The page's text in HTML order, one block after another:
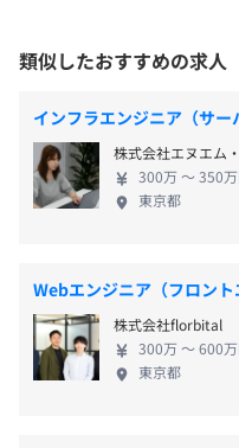
【その他開発環境】
■防災／製品開発
・言語：C#、Java、
・Web Server：各種
・DB：各種
・バージョン管理：Git、
JR 五反田駅から徒歩6分
JR 大崎駅から徒歩7分
東急池上線 大崎広小路駅
・通勤手当（上限5万円）
・時間外手当
・資格手当（一時金）
賞与：年2回（6月、12月
をITで支えていきます。
類似したおすすめの求人
インフラエンジニア（サ
株式会社エヌエム
300万 〜 350
東京都
Webエンジニア（フロント
株式会社florbital
300万 〜 600
東京都